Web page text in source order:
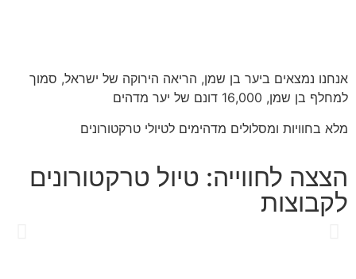
אנחנו נמצאים ביער בן שמן, הריאה הירוקה של ישראל, סמוך
למחלף בן שמן, 16,000 דונם של יער מדהים
מלא בחוויות ומסלולים מדהימים לטיולי טרקטורונים
הצצה לחווייה: טיול טרקטורונים
לקבוצות